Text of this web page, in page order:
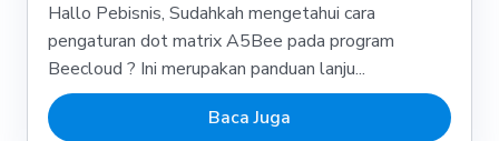
Hallo Pebisnis, Sudahkah mengetahui cara
pengaturan dot matrix A5Bee pada program
Beecloud ? Ini merupakan panduan lanju...
Baca Juga